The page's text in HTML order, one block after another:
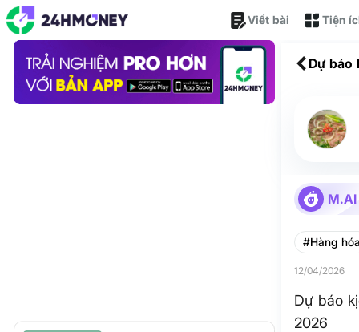
Viết bài Tiện
Dự
#Hàng
12/04/2026
Dự báo
2026